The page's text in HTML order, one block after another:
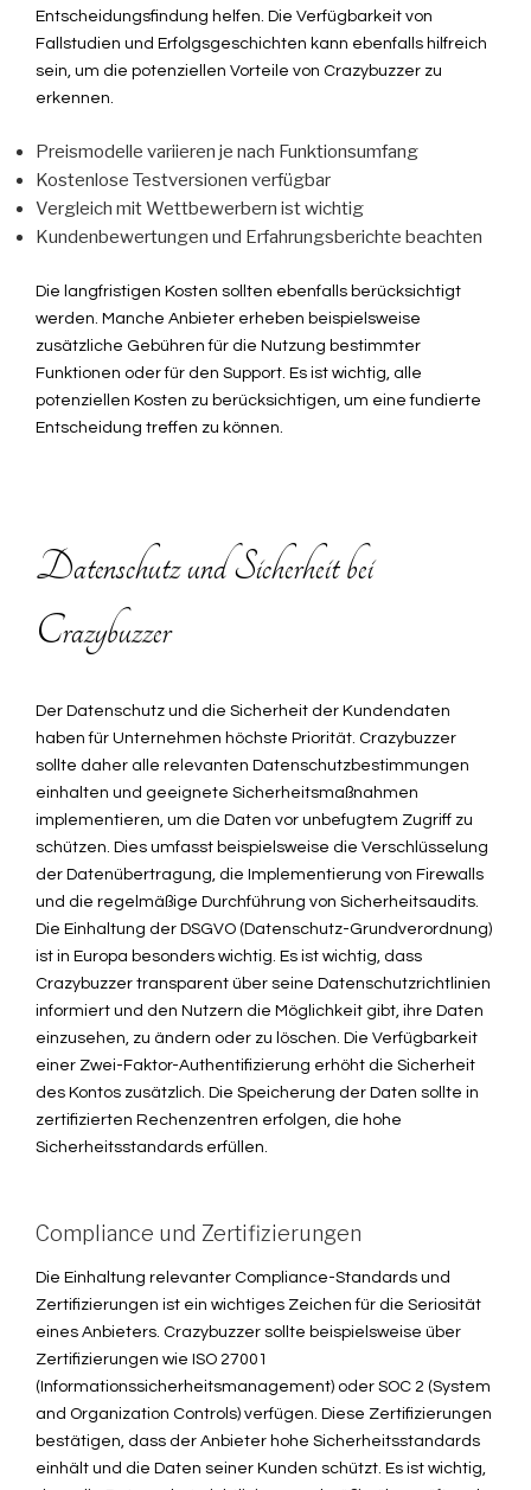
Entscheidungsfindung helfen. Die Verfügbarkeit von
Fallstudien und Erfolgsgeschichten kann ebenfalls hilfreich
sein, um die potenziellen Vorteile von Crazybuzzer zu
erkennen.
Preismodelle variieren je nach Funktionsumfang
Kostenlose Testversionen verfügbar
Vergleich mit Wettbewerbern ist wichtig
Kundenbewertungen und Erfahrungsberichte beachten
Die langfristigen Kosten sollten ebenfalls berücksichtigt
werden. Manche Anbieter erheben beispielsweise
zusätzliche Gebühren für die Nutzung bestimmter
Funktionen oder für den Support. Es ist wichtig, alle
potenziellen Kosten zu berücksichtigen, um eine fundierte
Entscheidung treffen zu können.
Datenschutz und Sicherheit bei
Crazybuzzer
Der Datenschutz und die Sicherheit der Kundendaten
haben für Unternehmen höchste Priorität. Crazybuzzer
sollte daher alle relevanten Datenschutzbestimmungen
einhalten und geeignete Sicherheitsmaßnahmen
implementieren, um die Daten vor unbefugtem Zugriff zu
schützen. Dies umfasst beispielsweise die Verschlüsselung
der Datenübertragung, die Implementierung von Firewalls
und die regelmäßige Durchführung von Sicherheitsaudits.
Die Einhaltung der DSGVO (Datenschutz-Grundverordnung)
ist in Europa besonders wichtig. Es ist wichtig, dass
Crazybuzzer transparent über seine Datenschutzrichtlinien
informiert und den Nutzern die Möglichkeit gibt, ihre Daten
einzusehen, zu ändern oder zu löschen. Die Verfügbarkeit
einer Zwei-Faktor-Authentifizierung erhöht die Sicherheit
des Kontos zusätzlich. Die Speicherung der Daten sollte in
zertifizierten Rechenzentren erfolgen, die hohe
Sicherheitsstandards erfüllen.
Compliance und Zertifizierungen
Die Einhaltung relevanter Compliance-Standards und
Zertifizierungen ist ein wichtiges Zeichen für die Seriosität
eines Anbieters. Crazybuzzer sollte beispielsweise über
Zertifizierungen wie ISO 27001
(Informationssicherheitsmanagement) oder SOC 2 (System
and Organization Controls) verfügen. Diese Zertifizierungen
bestätigen, dass der Anbieter hohe Sicherheitsstandards
einhält und die Daten seiner Kunden schützt. Es ist wichtig,